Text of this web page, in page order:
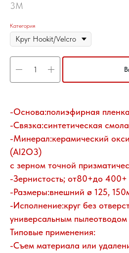
3M
Категория
-Основа:полиэфирная
-Связка:синтетическая смола
-Минерал:керамический
(Al2O3)
с зерном точной
-Зернистость; от80+до 400+
-Размеры:внешний ø 125,
-Исполнение:круг без
универсальным
Типовые применения:
-Съем материала или